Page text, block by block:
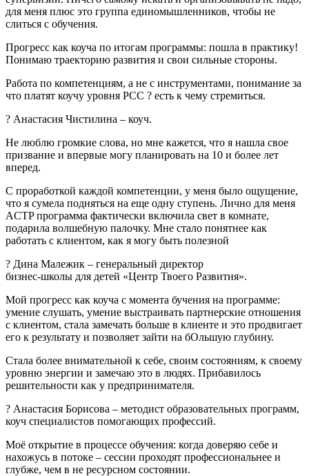
для меня плюс это группа единомышленников, чтобы не
слиться с обучения.
Прогресс как коуча по итогам программы: пошла в практику!
Понимаю траекторию развития и свои сильные стороны.
Работа по компетенциям, а не с инструментами, понимание за
что платят коучу уровня РСС ? есть к чему стремиться.
? Анастасия Чистилина – коуч.
Не люблю громкие слова, но мне кажется, что я нашла свое
призвание и впервые могу планировать на 10 и более лет
вперед.
С проработкой каждой компетенции, у меня было ощущение,
что я сумела подняться на еще одну ступень. Лично для меня
ACTP программа фактически включила свет в комнате,
подарила волшебную палочку. Мне стало понятнее как
работать с клиентом, как я могу быть полезной
? Дина Малежик – генеральный директор
бизнес-школы для детей «Центр Твоего Развития».
Мой прогресс как коуча с момента бучения на программе:
умение слушать, умение выстраивать партнерские отношения
с клиентом, стала замечать больше в клиенте и это продвигает
его к результату и позволяет зайти на бОльшую глубину.
Стала более внимательной к себе, своим состояниям, к своему
уровню энергии и замечаю это в людях. Прибавилось
решительности как у предпринимателя.
? Анастасия Борисова – методист образовательных программ,
коуч специалистов помогающих профессий.
Моё открытие в процессе обучения: когда доверяю себе и
нахожусь в потоке – сессии проходят профессиональнее и
глубже, чем в не ресурсном состоянии.